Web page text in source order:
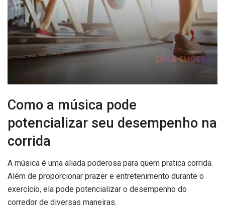
Como a música pode
potencializar seu desempenho na
corrida
A música é uma aliada poderosa para quem pratica corrida.
Além de proporcionar prazer e entretenimento durante o
exercício, ela pode potencializar o desempenho do
corredor de diversas maneiras.